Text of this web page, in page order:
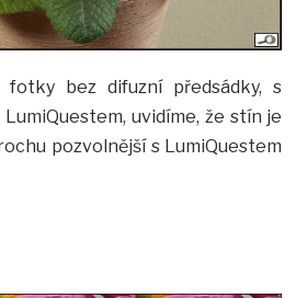
fotky bez difuzní předsádky, s
uvidíme, že stín je
pozvolnější s LumiQuestem